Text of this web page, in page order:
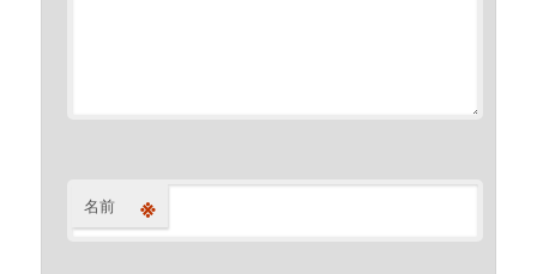
名前 ※